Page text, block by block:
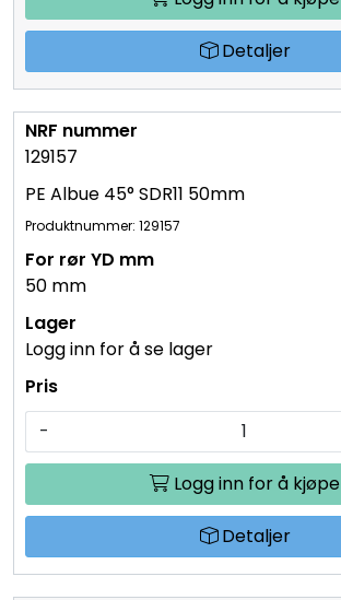
Logg inn for å kjøpe
Detaljer
129157
PE Albue 45° SDR11 50mm
Produktnummer: 129157
50 mm
Logg inn for å se lager
-
Logg inn for å kjøpe
Detaljer